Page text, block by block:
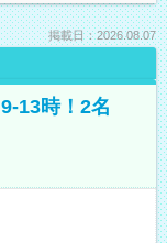
掲載日：2026.08.07
13時！2名